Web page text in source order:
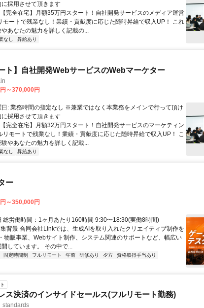
に採用させて頂きます
完全在宅】月額35万円スタート！自社開発サービスのメディア運営
モートで残業なし！業績・貢献度に応じた随時昇給で収入UP！ これ
やあなたの魅力を詳しく記載の...
なし 昇給あり
ト】自社開発WebサービスのWebマーケター
～370,000円
: 業務時間の指定なし ※兼業ではなく本業務をメインで行って頂け
に採用させて頂きます
完全在宅】月額32万円スタート！自社開発サービスのマーケティン
リモートで残業なし！業績・貢献度に応じた随時昇給で収入UP！ こ
やあなたの魅力を詳しく記載...
なし 昇給あり
ー
～350,000円
総労働時間：1ヶ月あたり160時間 9:30〜18:30(実働8時間)
背景 合同会社Linkでは、生成AIを取り入れたクリエイティブ制作を
物販事業、Webサイト制作、システム関連のサポートなど、幅広い
しています。 その中で...
固定時間制 フルリモート 午前 研修あり 夕方
資格取得手当あり
ス決済のインサイドセールス(フルリモート勤務)